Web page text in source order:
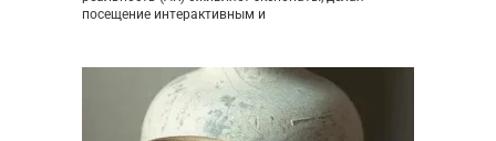
посещение интерактивным и